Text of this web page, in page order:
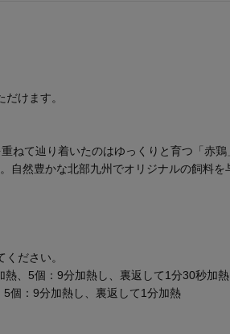
けます。
ねて辿り着いたのはゆっくりと育つ「赤
然豊かな北部九州でオリジナルの飼料
ださい。
、5個：9分加熱し、裏返して1分30秒加熱
個：9分加熱し、裏返して1分加熱